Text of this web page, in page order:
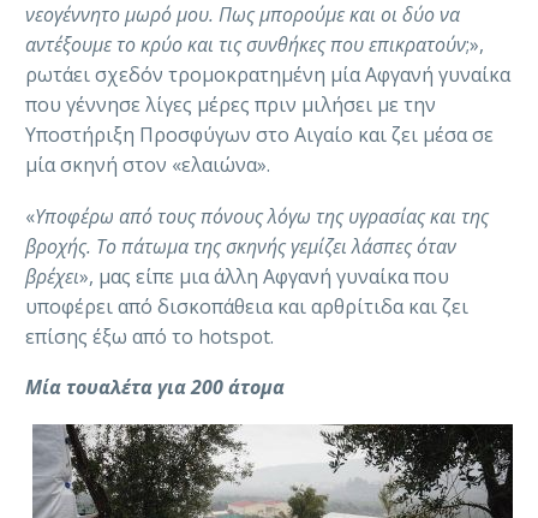
νεογέννητο μωρό μου. Πως μπορούμε και οι δύο να
αντέξουμε το κρύο και τις συνθήκες που επικρατούν;»,
ρωτάει σχεδόν τρομοκρατημένη μία Αφγανή γυναίκα
που γέννησε λίγες μέρες πριν μιλήσει με την
Υποστήριξη Προσφύγων στο Αιγαίο και ζει μέσα σε
μία σκηνή στον «ελαιώνα».
«Υποφέρω από τους πόνους λόγω της υγρασίας και της
βροχής. Το πάτωμα της σκηνής γεμίζει λάσπες όταν
βρέχει», μας είπε μια άλλη Αφγανή γυναίκα που
υποφέρει από δισκοπάθεια και αρθρίτιδα και ζει
επίσης έξω από το hotspot.
Μία τουαλέτα για 200 άτομα